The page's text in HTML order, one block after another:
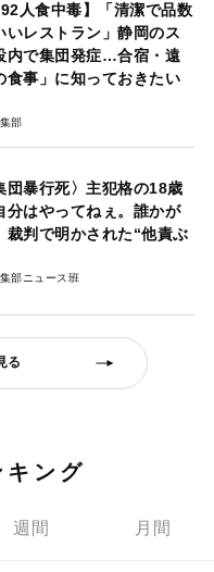
人食中毒】「清潔で品数
いレストラン」静岡のス
内で集団発症…合宿・遠
食事」に知っておきたい
部
団暴行死〉主犯格の18歳
分はやってねぇ。誰かが
裁判で明かされた“他責ぶ
部ニュース班
る
キング
週間 月間